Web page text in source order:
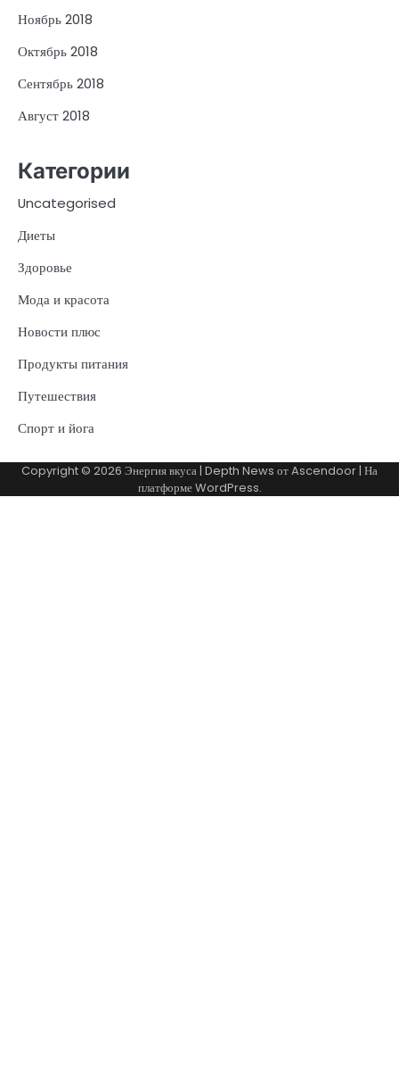
Ноябрь 2018
Октябрь 2018
Сентябрь 2018
Август 2018
Категории
Uncategorised
Диеты
Здоровье
Мода и красота
Новости плюс
Продукты питания
Путешествия
Спорт и йога
Copyright © 2026 Энергия вкуса| Depth News отAscendoor| На
платформеWordPress.